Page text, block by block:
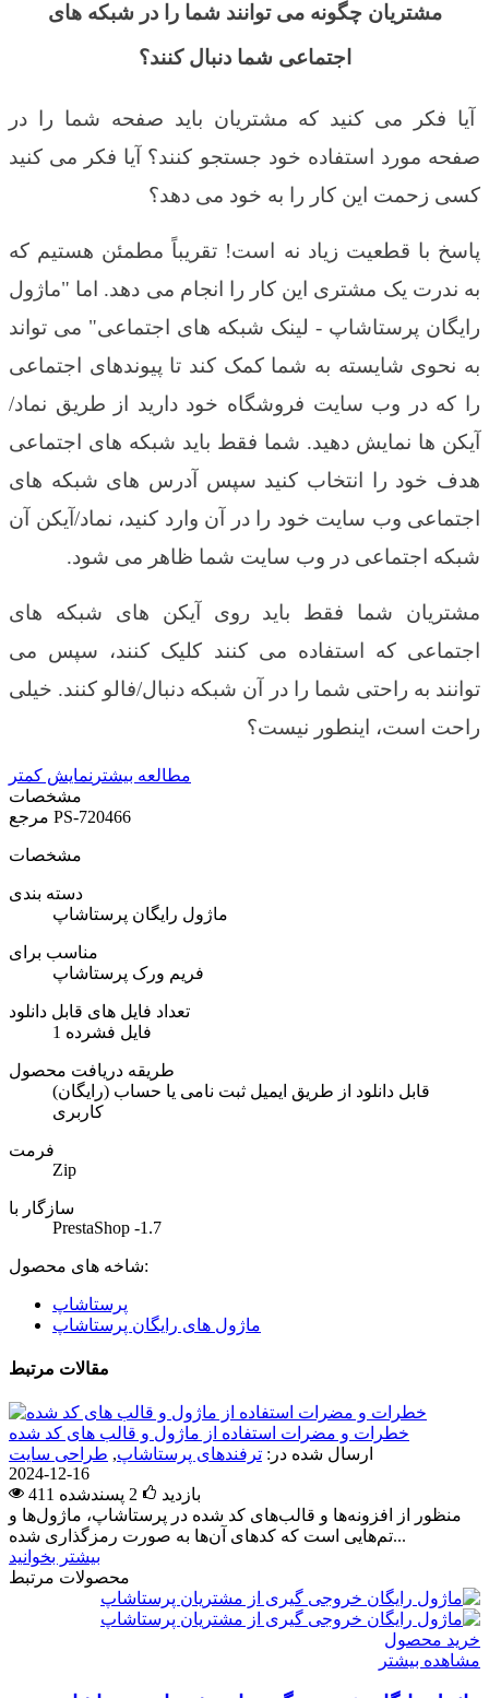
مشتریان چگونه می توانند شما را در شبکه های
اجتماعی شما دنبال کنند؟
آیا فکر می کنید که مشتریان باید صفحه شما را در
صفحه مورد استفاده خود جستجو کنند؟ آیا فکر می کنید
کسی زحمت این کار را به خود می دهد؟
پاسخ با قطعیت زیاد نه است! تقریباً مطمئن هستیم که
به ندرت یک مشتری این کار را انجام می دهد. اما "ماژول
رایگان پرستاشاپ - لینک شبکه های اجتماعی" می تواند
به نحوی شایسته به شما کمک کند تا پیوندهای اجتماعی
را که در وب سایت فروشگاه خود دارید از طریق نماد/
آیکن ها نمایش دهید. شما فقط باید شبکه های اجتماعی
هدف خود را انتخاب کنید سپس آدرس های شبکه های
اجتماعی وب سایت خود را در آن وارد کنید، نماد/آیکن آن
شبکه اجتماعی در وب سایت شما ظاهر می شود.
مشتریان شما فقط باید روی آیکن های شبکه های
اجتماعی که استفاده می کنند کلیک کنند، سپس می
توانند به راحتی شما را در آن شبکه دنبال/فالو کنند. خیلی
راحت است، اینطور نیست؟
مطالعه بیشتر نمایش کمتر
مشخصات
PS-720466
مشخصات
دسته بندی
ماژول رایگان پرستاشاپ
مناسب برای
فریم ورک پرستاشاپ
تعداد فایل های قابل دانلود
1 فایل فشرده
طریقه دریافت محصول
(رایگان) قابل دانلود از طریق ایمیل ثبت نامی یا حساب
کاربری
فرمت
Zip
سازگار با
PrestaShop -1.7
شاخه های محصول:
پرستاشاپ
ماژول های رایگان پرستاشاپ
مقالات مرتبط
خطرات و مضرات استفاده از ماژول و قالب های کد شده
ارسال شده در: ترفندهای پرستاشاپ, طراحی سایت
2024-12-16
411 بازدید
2 پسندشده
منظور از افزونه‌ها و قالب‌های کد شده در پرستاشاپ، ماژول‌ها و
تم‌هایی است که کدهای آن‌ها به صورت رمزگذاری شده...
بیشتر بخوانید
محصولات مرتبط
خرید محصول
مشاهده بیشتر